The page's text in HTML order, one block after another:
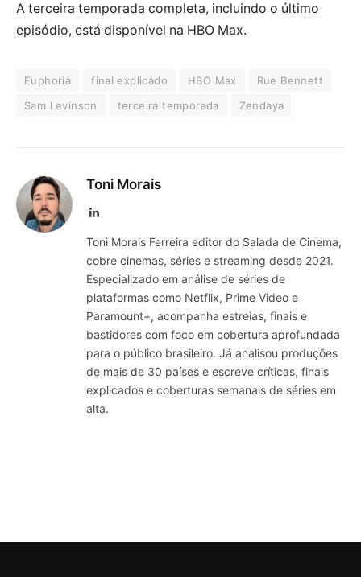
A terceira temporada completa, incluindo o último
episódio, está disponível na HBO Max.
Euphoria final explicado HBO Max
Rue Bennett
Sam Levinson
terceira temporada Zendaya
Toni Morais
LinkedIn
Toni Morais Ferreira editor do Salada de Cinema,
cobre cinemas, séries e streaming desde 2021.
Especializado em análise de séries de
plataformas como Netflix, Prime Video e
Paramount+, acompanha estreias, finais e
bastidores com foco em cobertura aprofundada
para o público brasileiro. Já analisou produções
de mais de 30 países e escreve críticas, finais
explicados e coberturas semanais de séries em
alta.